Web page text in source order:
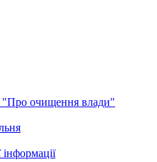
очищення влади"